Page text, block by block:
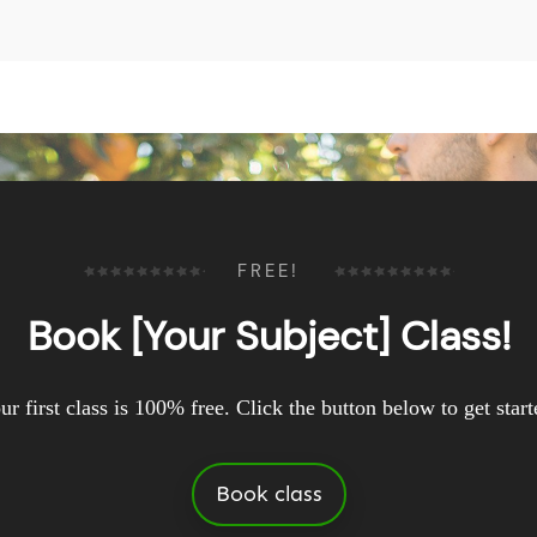
FREE!
Book [Your Subject] Class!
first class is 100% free. Click the button below to get
Book class